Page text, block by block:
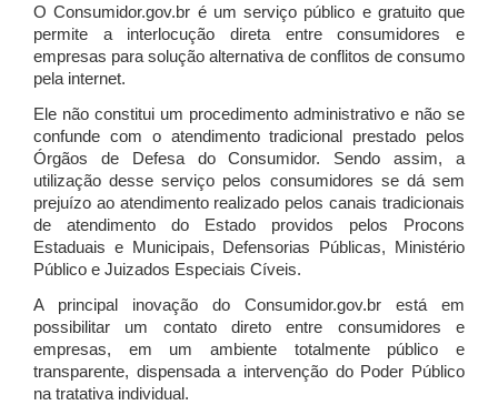
O Consumidor.gov.br é um serviço público e gratuito que
permite a interlocução direta entre consumidores e
empresas para solução alternativa de conflitos de consumo
pela internet.
Ele não constitui um procedimento administrativo e não se
confunde com o atendimento tradicional prestado pelos
Órgãos de Defesa do Consumidor. Sendo assim, a
utilização desse serviço pelos consumidores se dá sem
prejuízo ao atendimento realizado pelos canais tradicionais
de atendimento do Estado providos pelos Procons
Estaduais e Municipais, Defensorias Públicas, Ministério
Público e Juizados Especiais Cíveis.
A principal inovação do Consumidor.gov.br está em
possibilitar um contato direto entre consumidores e
empresas, em um ambiente totalmente público e
transparente, dispensada a intervenção do Poder Público
na tratativa individual.